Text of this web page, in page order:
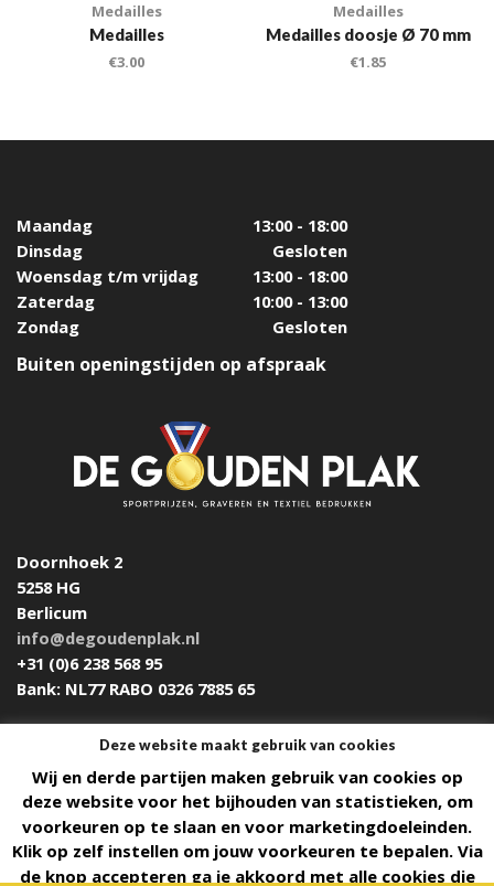
Medailles
Medailles
€3.00
Medailles
Medailles doosje Ø 70 mm
€1.85
Maandag
13:00 - 18:00
Dinsdag
Gesloten
Woensdag t/m vrijdag
13:00 - 18:00
Zaterdag
10:00 - 13:00
Zondag
Gesloten
Buiten openingstijden op afspraak
Doornhoek 2
5258 HG
Berlicum
info@degoudenplak.nl
+31 (0)6 238 568 95
Bank: NL77 RABO 0326 7885 65
Design & Build by DON'T MIND
Algemene voorwaarden
Deze website maakt gebruik van cookies
Wij en derde partijen maken gebruik van cookies op
deze website voor het bijhouden van statistieken, om
voorkeuren op te slaan en voor marketingdoeleinden.
Klik op zelf instellen om jouw voorkeuren te bepalen. Via
de knop accepteren ga je akkoord met alle cookies die